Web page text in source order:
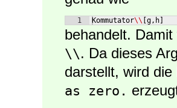
1 Kommutator\\ g,h
behandelt.
\\. Da dieses
darstellt, wird
as zero.